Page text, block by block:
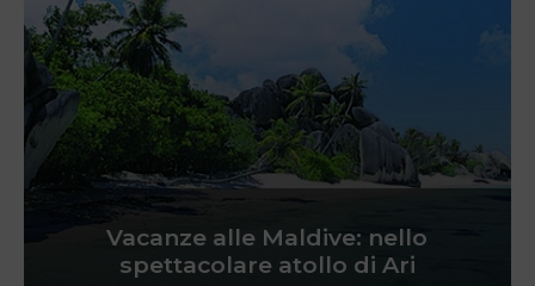
Vacanze alle Maldive: nello
spettacolare atollo di Ari